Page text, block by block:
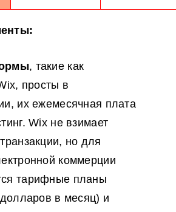
, такие как
просты в
их ежемесячная плата
Wix не взимает
но для
коммерции
тарифные планы
в месяц) и